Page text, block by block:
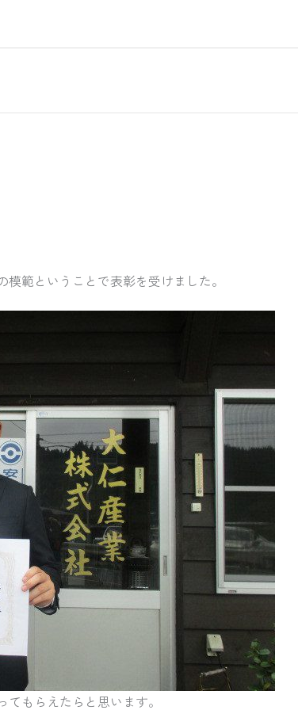
範ということで表彰を受けました。
もらえたらと思います。